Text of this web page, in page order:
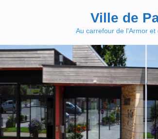
Ville de
Au carrefour de l'Armor et